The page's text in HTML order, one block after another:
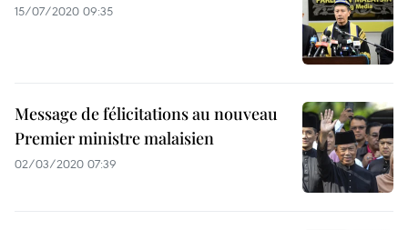
15/07/2020 09:35
Message de félicitations au nouveau
Premier ministre malaisien
02/03/2020 07:39